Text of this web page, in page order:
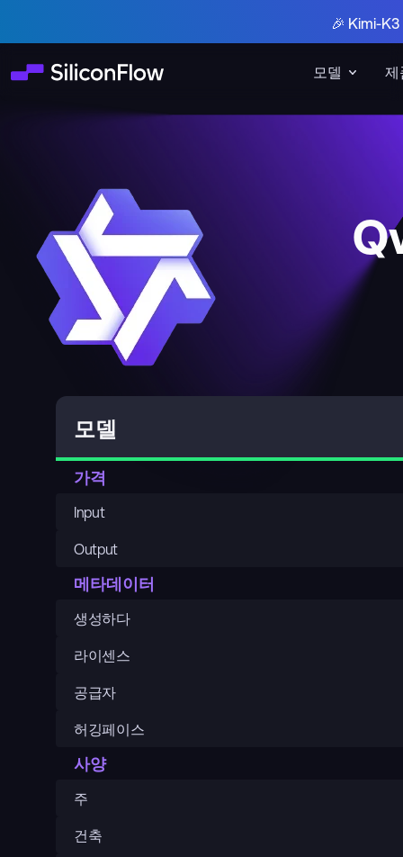
모델 제
🎉 Kimi-
모델
가격
Input
Output
메타데이터
생성하다
라이센스
공급자
허깅페이스
사양
주
건축